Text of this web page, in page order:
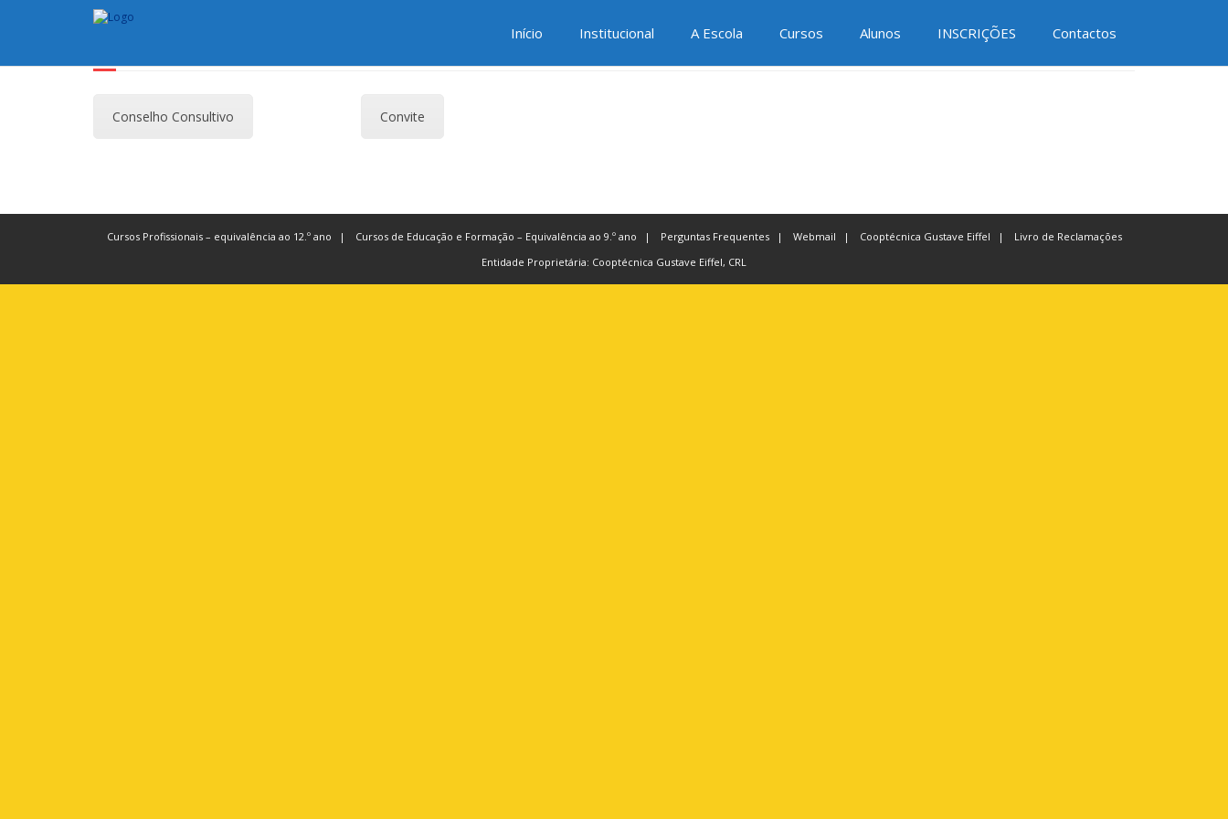
Início Institucional A Escola Cursos Alunos INSCRIÇÕES Contactos
Conselho Consultivo Convite
Cursos Profissionais – equivalência ao 12.º ano Cursos de Educação e Formação – Equivalência ao 9.º ano Perguntas Frequentes Webmail Cooptécnica Gustave Eiffel
Livro de Reclamações
Entidade Proprietária: Cooptécnica Gustave Eiffel, CRL